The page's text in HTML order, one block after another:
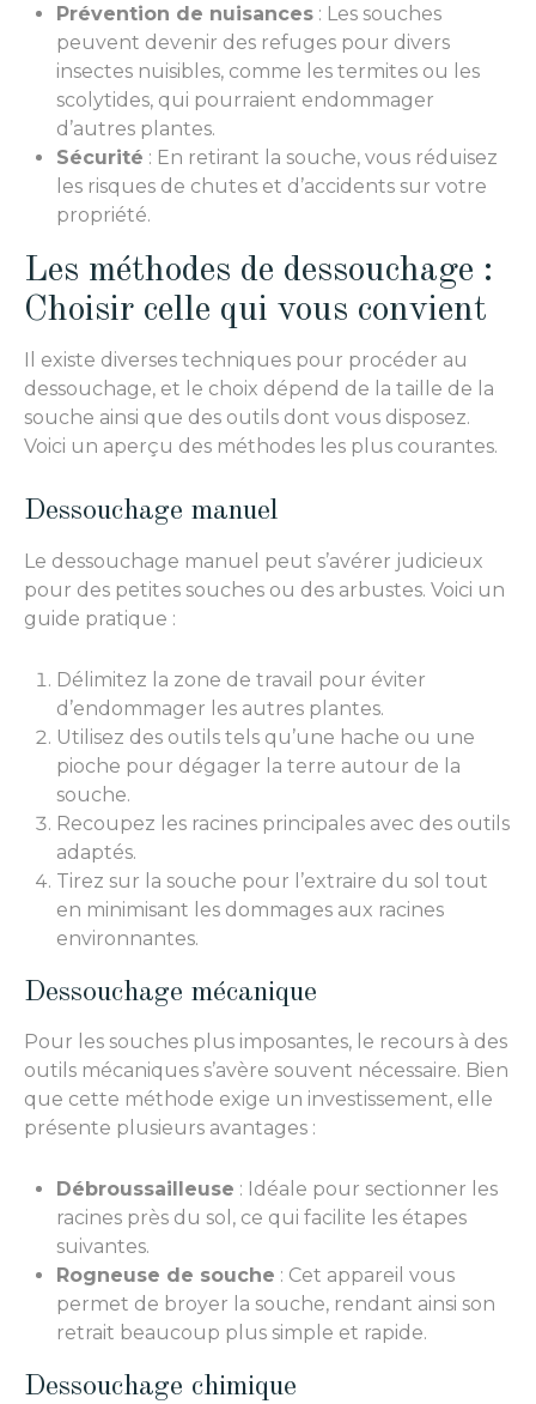
Prévention de nuisances : Les souches
peuvent devenir des refuges pour divers
insectes nuisibles, comme les termites ou les
scolytides, qui pourraient endommager
d’autres plantes.
Sécurité : En retirant la souche, vous réduisez
les risques de chutes et d’accidents sur votre
propriété.
Les méthodes de dessouchage :
Choisir celle qui vous convient
Il existe diverses techniques pour procéder au
dessouchage, et le choix dépend de la taille de la
souche ainsi que des outils dont vous disposez.
Voici un aperçu des méthodes les plus courantes.
Dessouchage manuel
Le dessouchage manuel peut s’avérer judicieux
pour des petites souches ou des arbustes. Voici un
guide pratique :
Délimitez la zone de travail pour éviter
d’endommager les autres plantes.
Utilisez des outils tels qu’une hache ou une
pioche pour dégager la terre autour de la
souche.
Recoupez les racines principales avec des outils
adaptés.
Tirez sur la souche pour l’extraire du sol tout
en minimisant les dommages aux racines
environnantes.
Dessouchage mécanique
Pour les souches plus imposantes, le recours à des
outils mécaniques s’avère souvent nécessaire. Bien
que cette méthode exige un investissement, elle
présente plusieurs avantages :
Débroussailleuse : Idéale pour sectionner les
racines près du sol, ce qui facilite les étapes
suivantes.
Rogneuse de souche : Cet appareil vous
permet de broyer la souche, rendant ainsi son
retrait beaucoup plus simple et rapide.
Dessouchage chimique